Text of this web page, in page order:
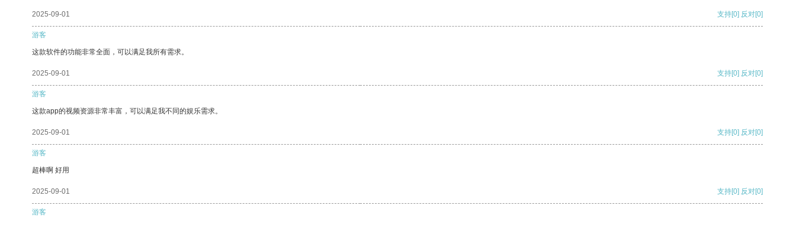
2025-09-01 支持[0] 反对[0]
游客
这款软件的功能非常全面，可以满足我所有需求。
2025-09-01 支持[0] 反对[0]
游客
这款app的视频资源非常丰富，可以满足我不同的娱乐需求。
2025-09-01 支持[0] 反对[0]
游客
超棒啊 好用
2025-09-01 支持[0] 反对[0]
游客